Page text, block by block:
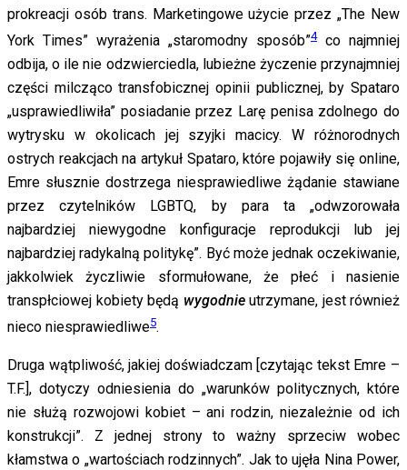
prokreacji osób trans. Marketingowe użycie przez „The New
York Times” wyrażenia „staromodny sposób”4co najmniej
odbija, o ile nie odzwierciedla, lubieżne życzenie przynajmniej
części milcząco transfobicznej opinii publicznej, by Spataro
„usprawiedliwiła” posiadanie przez Larę penisa zdolnego do
wytrysku w okolicach jej szyjki macicy. W różnorodnych
ostrych reakcjach na artykuł Spataro, które pojawiły się online,
Emre słusznie dostrzega niesprawiedliwe żądanie stawiane
przez czytelników LGBTQ, by para ta „odwzorowała
najbardziej niewygodne konfiguracje reprodukcji lub jej
najbardziej radykalną politykę”. Być może jednak oczekiwanie,
jakkolwiek życzliwie sformułowane, że płeć i nasienie
transpłciowej kobiety będą wygodnieutrzymane, jest również
nieco niesprawiedliwe5.
Druga wątpliwość, jakiej doświadczam [czytając tekst Emre –
T.F.], dotyczy odniesienia do „warunków politycznych, które
nie służą rozwojowi kobiet – ani rodzin, niezależnie od ich
konstrukcji”. Z jednej strony to ważny sprzeciw wobec
kłamstwa o „wartościach rodzinnych”. Jak to ujęła Nina Power,